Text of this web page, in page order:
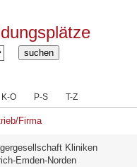
K-O P-S T-Z
Firma
Kliniken
Emden-Norden